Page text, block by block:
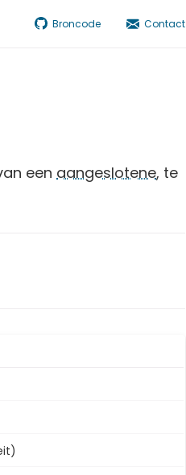
Broncode Contact
een aangeslotene, te